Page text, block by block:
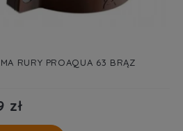
RURY PROAQUA 63 BRĄZ
zł